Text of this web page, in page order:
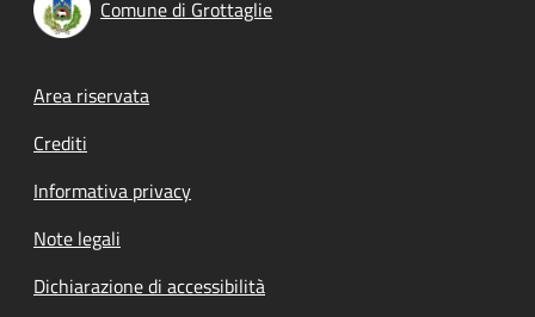
Comune di Grottaglie
Footer menu
Area riservata
Crediti
Informativa privacy
Note legali
Dichiarazione di accessibilità